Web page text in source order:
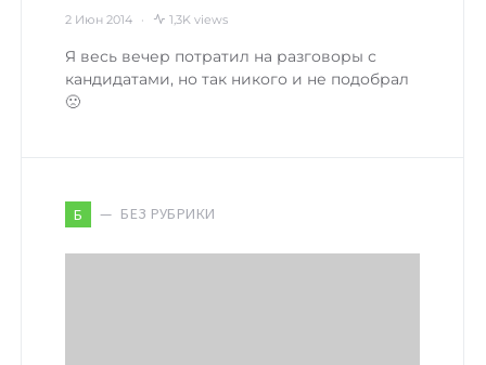
2 Июн 2014 1,3K views
Я весь вечер потратил на разговоры с
кандидатами, но так никого и не подобрал
🙁
Б БЕЗ РУБРИКИ